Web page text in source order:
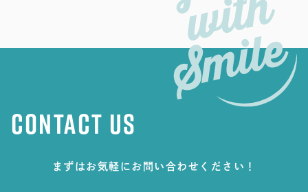
CONTACT US
まずはお気軽にお問い合わせください！